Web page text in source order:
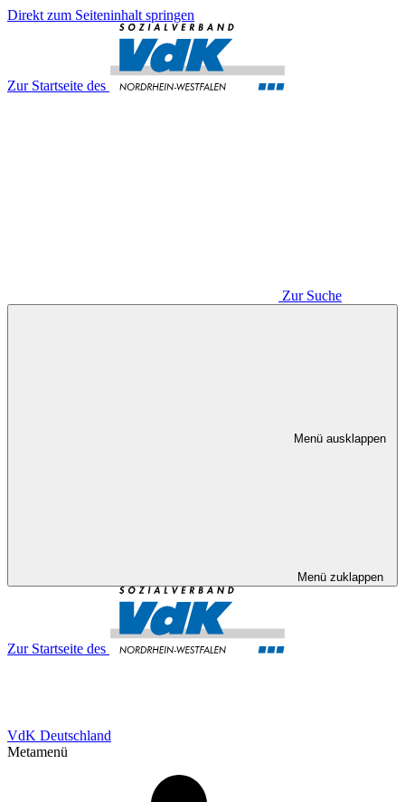
Direkt zum Seiteninhalt springen
Zur Startseite des
Zur Suche
Menü ausklappen
Menü zuklappen
Zur Startseite des
VdK Deutschland
Metamenü